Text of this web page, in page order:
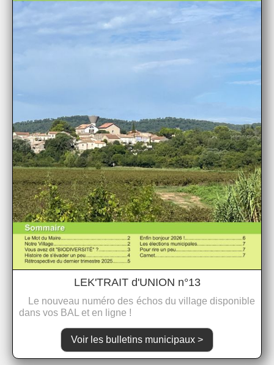
LEK'TRAIT d'UNION n°13
Le nouveau numéro des échos du village disponible
dans vos BAL et en ligne !
Voir les bulletins municipaux >